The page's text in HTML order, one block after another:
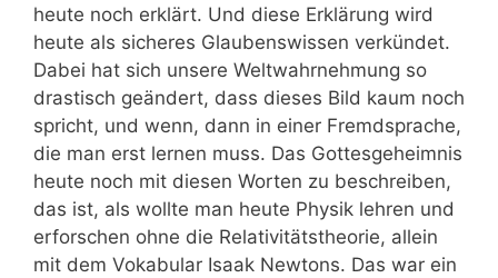
heute noch erklärt. Und diese Erklärung wird
heute als sicheres Glaubenswissen verkündet.
Dabei hat sich unsere Weltwahrnehmung so
drastisch geändert, dass dieses Bild kaum noch
spricht, und wenn, dann in einer Fremdsprache,
die man erst lernen muss. Das Gottesgeheimnis
heute noch mit diesen Worten zu beschreiben,
das ist, als wollte man heute Physik lehren und
erforschen ohne die Relativitätstheorie, allein
mit dem Vokabular Isaak Newtons. Das war ein